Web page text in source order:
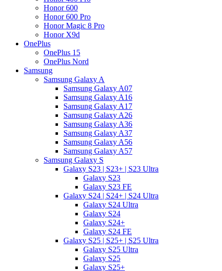
Honor 600
Honor 600 Pro
Honor Magic 8 Pro
Honor X9d
OnePlus
OnePlus 15
OnePlus Nord
Samsung
Samsung Galaxy A
Samsung Galaxy A07
Samsung Galaxy A16
Samsung Galaxy A17
Samsung Galaxy A26
Samsung Galaxy A36
Samsung Galaxy A37
Samsung Galaxy A56
Samsung Galaxy A57
Samsung Galaxy S
Galaxy S23 | S23+ | S23 Ultra
Galaxy S23
Galaxy S23 FE
Galaxy S24 | S24+ | S24 Ultra
Galaxy S24 Ultra
Galaxy S24
Galaxy S24+
Galaxy S24 FE
Galaxy S25 | S25+ | S25 Ultra
Galaxy S25 Ultra
Galaxy S25
Galaxy S25+